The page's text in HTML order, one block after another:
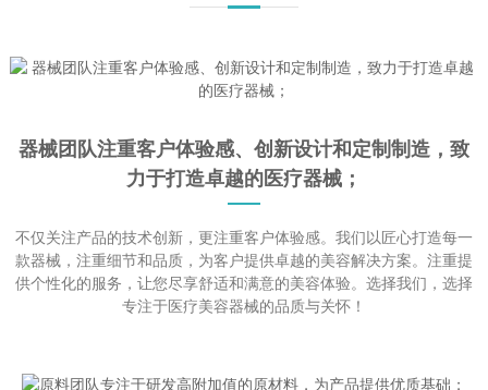
器械团队注重客户体验感、创新设计和定制制造，致
力于打造卓越的医疗器械；
不仅关注产品的技术创新，更注重客户体验感。我们以匠心打造每一
款器械，注重细节和品质，为客户提供卓越的美容解决方案。注重提
供个性化的服务，让您尽享舒适和满意的美容体验。选择我们，选择
专注于医疗美容器械的品质与关怀！